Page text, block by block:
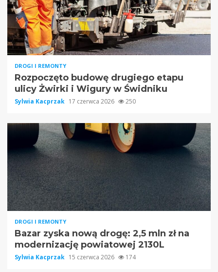
DROGI I REMONTY
Rozpoczęto budowę drugiego etapu
ulicy Żwirki i Wigury w Świdniku
Sylwia Kacprzak 17 czerwca 2026 250
DROGI I REMONTY
Bazar zyska nową drogę: 2,5 mln zł na
modernizację powiatowej 2130L
Sylwia Kacprzak 15 czerwca 2026 174